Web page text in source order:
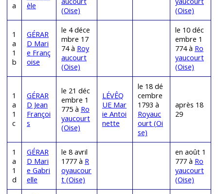
a
èle
(Oise)
(Oise)
1
a
1
b
GÉRAR
D Mari
e Franç
oise
le 4 déce
mbre 17
74 à Roy
aucourt
(Oise)
le 10 déc
embre 1
774 à Ro
yaucourt
(Oise)
1
a
1
c
GÉRAR
D Jean
Françoi
s
le 21 déc
embre 1
775 à Ro
yaucourt
(Oise)
LÉVÊQ
UE Mar
ie Antoi
nette
le 18 dé
cembre
1793 à
Royauc
ourt (Oi
se)
après 18
29
1
a
1
d
GÉRAR
D Mari
e Gabri
elle
le 8 avril
1777 à R
oyaucour
t (Oise)
en août 1
777 à Ro
yaucourt
(Oise)